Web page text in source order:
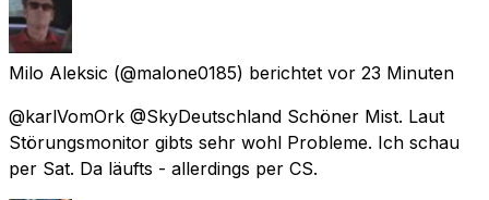
Milo Aleksic (@malone0185) berichtet vor 23 Minuten
@karlVomOrk @SkyDeutschland Schöner Mist. Laut
Störungsmonitor gibts sehr wohl Probleme. Ich schau
per Sat. Da läufts - allerdings per CS.